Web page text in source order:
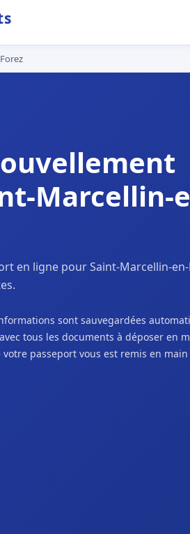
Marcellin-
en ligne pour Saint-Marcellin-en-
sont sauvegardées
tous les documents à déposer en
passeport vous est remis en